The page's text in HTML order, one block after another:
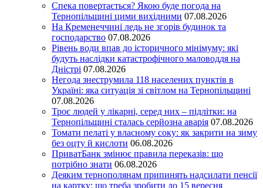
Спека повертається? Якою буде погода на
Тернопільщині цими вихідними 07.08.2026
На Кременеччині ледь не згорів будинок та
господарство 07.08.2026
Рівень води впав до історичного мінімуму: які
будуть наслідки катастрофічного маловоддя на
Дністрі 07.08.2026
Негода знеструмила 118 населених пунктів в
Україні: яка ситуація зі світлом на Тернопільщині
07.08.2026
Троє людей у лікарні, серед них – підлітки: на
Тернопільщині сталась серйозна аварія 07.08.2026
Томати пелаті у власному соку: як закрити на зиму
без оцту й кислоти 06.08.2026
ПриватБанк змінює правила переказів: що
потрібно знати 06.08.2026
Деяким тернополянам припинять надсилати пенсії
на картку: що треба зробити до 15 вересня